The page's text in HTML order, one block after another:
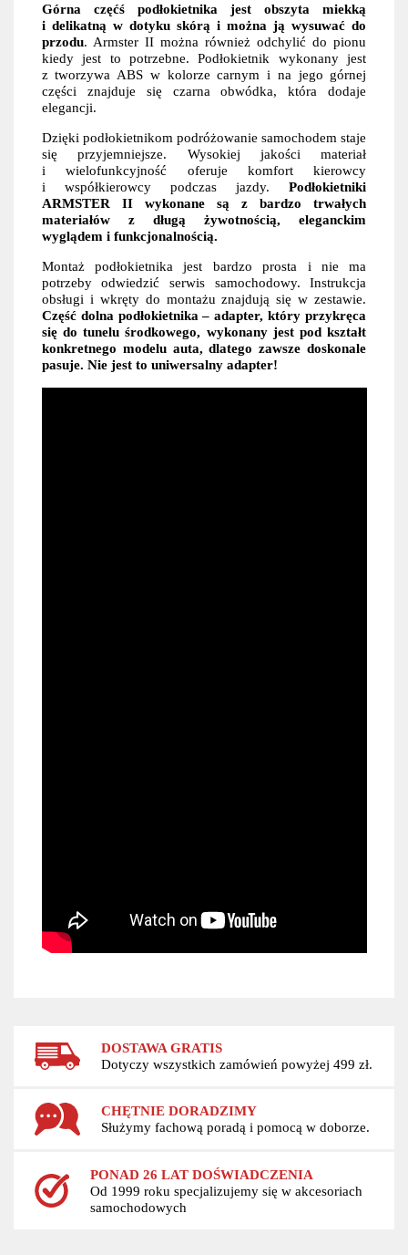
Górna częćś podłokietnika jest obszyta miekką
i delikatną w dotyku skórą i można ją wysuwać do
przodu. Armster II można również odchylić do pionu
kiedy jest to potrzebne. Podłokietnik wykonany jest
z tworzywa ABS w kolorze carnym i na jego górnej
części znajduje się czarna obwódka, która dodaje
elegancji.
Dzięki podłokietnikom podróżowanie samochodem staje
się przyjemniejsze. Wysokiej jakości materiał
i wielofunkcyjność oferuje komfort kierowcy
i współkierowcy podczas jazdy.Podłokietniki
ARMSTER II wykonane są z bardzo trwałych
materiałów z długą żywotnością, eleganckim
wyglądem i funkcjonalnością.
Montaż podłokietnika jest bardzo prosta i nie ma
potrzeby odwiedzić serwis samochodowy. Instrukcja
obsługi i wkręty do montażu znajdują się w zestawie.
Część dolna podłokietnika – adapter, który przykręca
się do tunelu środkowego, wykonany jest pod kształt
konkretnego modelu auta, dlatego zawsze doskonale
pasuje. Nie jest to uniwersalny adapter!
DOSTAWA GRATIS
Dotyczy wszystkich zamówień powyżej 499 zł.
CHĘTNIE DORADZIMY
Służymy fachową poradą i pomocą w doborze.
PONAD 26 LAT DOŚWIADCZENIA
Od 1999 roku specjalizujemy się w akcesoriach
samochodowych